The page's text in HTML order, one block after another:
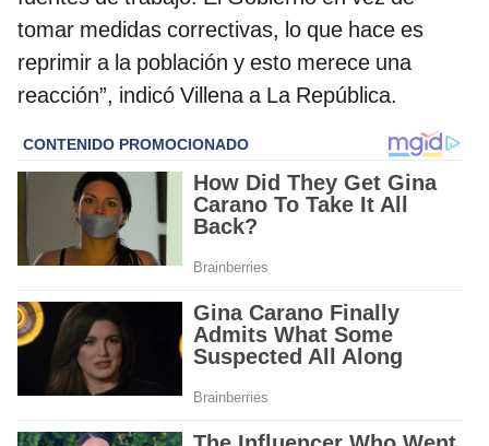
tomar medidas correctivas, lo que hace es
reprimir a la población y esto merece una
reacción”, indicó Villena a La República.